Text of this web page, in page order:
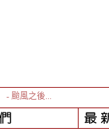
- 颱風之後...